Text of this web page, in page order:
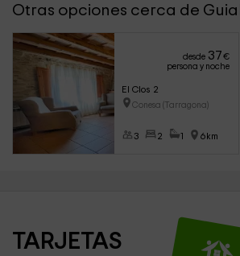
Otras opciones cerca de
desde 37€
persona y noche
El Clos 2
Conesa (Tarragona)
3 2 1 6km
TARJETAS